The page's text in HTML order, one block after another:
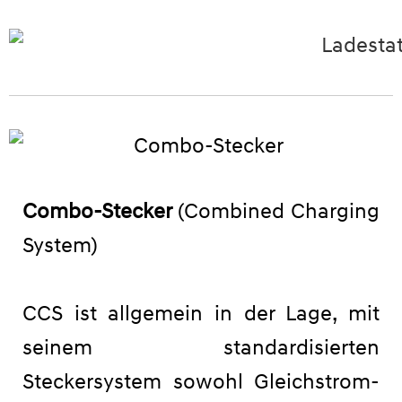
Combo-Stecker (Combined Charging
System)
CCS ist allgemein in der Lage, mit
seinem standardisierten
Steckersystem sowohl Gleichstrom-